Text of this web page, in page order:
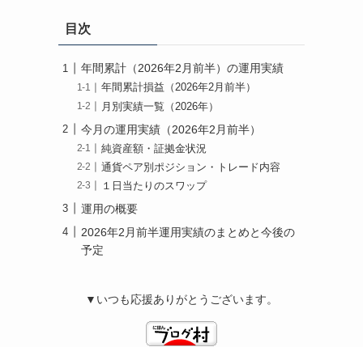
目次
年間累計（2026年2月前半）の運用実績
年間累計損益（2026年2月前半）
月別実績一覧（2026年）
今月の運用実績（2026年2月前半）
純資産額・証拠金状況
通貨ペア別ポジション・トレード内容
１日当たりのスワップ
運用の概要
2026年2月前半運用実績のまとめと今後の
予定
▼いつも応援ありがとうございます。